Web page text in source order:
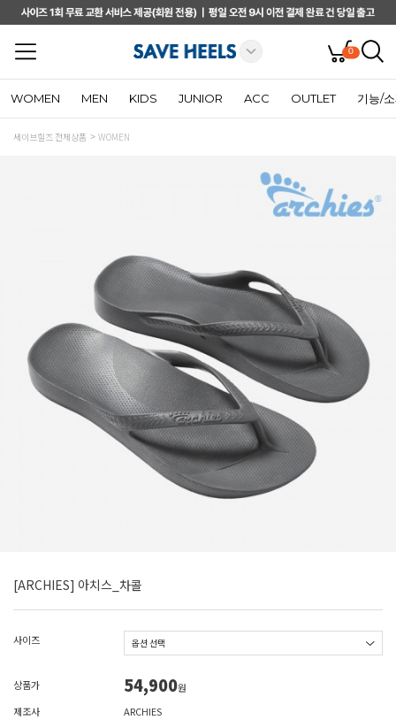
0
WOMEN MEN KIDS JUNIOR ACC OUTLET 기능/
세이브힐즈 전체상품 WOMEN
[ARCHIES] 아치스_차콜
사이즈
상품가 54,900원
제조사
ARCHIES